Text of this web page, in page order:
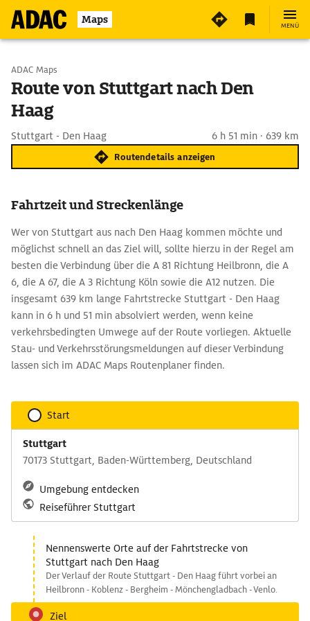
Maps MENÜ
Start wählen
Ziel eingeben
ADAC Maps
Route von Stuttgart nach Den
Haag
Stuttgart - Den Haag 6 h 51 min · 639 km
Routendetails anzeigen
Fahrtzeit und Streckenlänge
Wer von Stuttgart aus nach Den Haag kommen möchte und
möglichst schnell an das Ziel will, sollte hierzu in der Regel am
besten die Verbindung über die A 81 Richtung Heilbronn, die A
6, die A 67, die A 3 Richtung Köln sowie die A12 nutzen. Die
insgesamt 639 km lange Fahrtstrecke Stuttgart - Den Haag
kann in 6 h und 51 min absolviert werden, wenn keine
verkehrsbedingten Umwege auf der Route vorliegen. Aktuelle
Stau- und Verkehrsstörungsmeldungen auf dieser Verbindung
lassen sich im ADAC Maps Routenplaner finden.
Start
Stuttgart
70173 Stuttgart, Baden-Württemberg, Deutschland
Umgebung entdecken
Reiseführer Stuttgart
Nennenswerte Orte auf der Fahrtstrecke von
Stuttgart nach Den Haag
Der Verlauf der Route Stuttgart - Den Haag führt vorbei an
Heilbronn - Koblenz - Bergheim - Mönchengladbach - Venlo.
Ziel